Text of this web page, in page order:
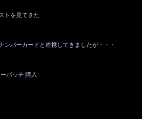
トを見てきた
ンバーカードと連携してきましたが・・・
パッチ 購入